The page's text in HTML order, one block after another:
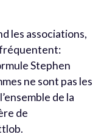
les associations,
fréquentent:
Stephen
ne sont pas les
de la
de